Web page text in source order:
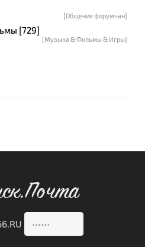
[Общение форумчан]
[729]
[Музыка & Фильмы & Игры]